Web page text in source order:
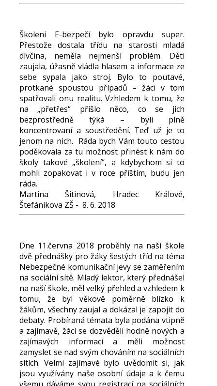
Školení E-bezpečí bylo opravdu super.
Přestože dostala třídu na starosti mladá
dívčina, neměla nejmenší problém. Děti
zaujala, úžasně vládla hlasem a informace ze
sebe sypala jako stroj. Bylo to poutavé,
protkané spoustou případů – žáci v tom
spatřovali onu realitu. Vzhledem k tomu, že
na „přetřes“ přišlo něco, co se jich
bezprostředně týká – byli plně
koncentrovaní a soustředění. Teď už je to
jenom na nich. Ráda bych Vám touto cestou
poděkovala za tu možnost přinést k nám do
školy takové „školení“, a kdybychom si to
mohli zopakovat i v roce příštím, budu jen
ráda.
Martina Šitinová, Hradec Králové,
Štefánikova ZŠ - 8. 6. 2018
Dne 11.června 2018 proběhly na naší škole
dvě přednášky pro žáky šestých tříd na téma
Nebezpečné komunikační jevy se zaměřením
na sociální sítě. Mladý lektor, který přednášel
na naší škole, měl velký přehled a vzhledem k
tomu, že byl věkově poměrně blízko k
žákům, všechny zaujal a dokázal je zapojit do
debaty. Probíraná témata byla podána vtipně
a zajímavě, žáci se dozvěděli hodně nových a
zajímavých informací a měli možnost
zamyslet se nad svým chováním na sociálních
sítích. Velmi zajímavé bylo uvědomit si, jak
jsou využívány naše osobní údaje a k čemu